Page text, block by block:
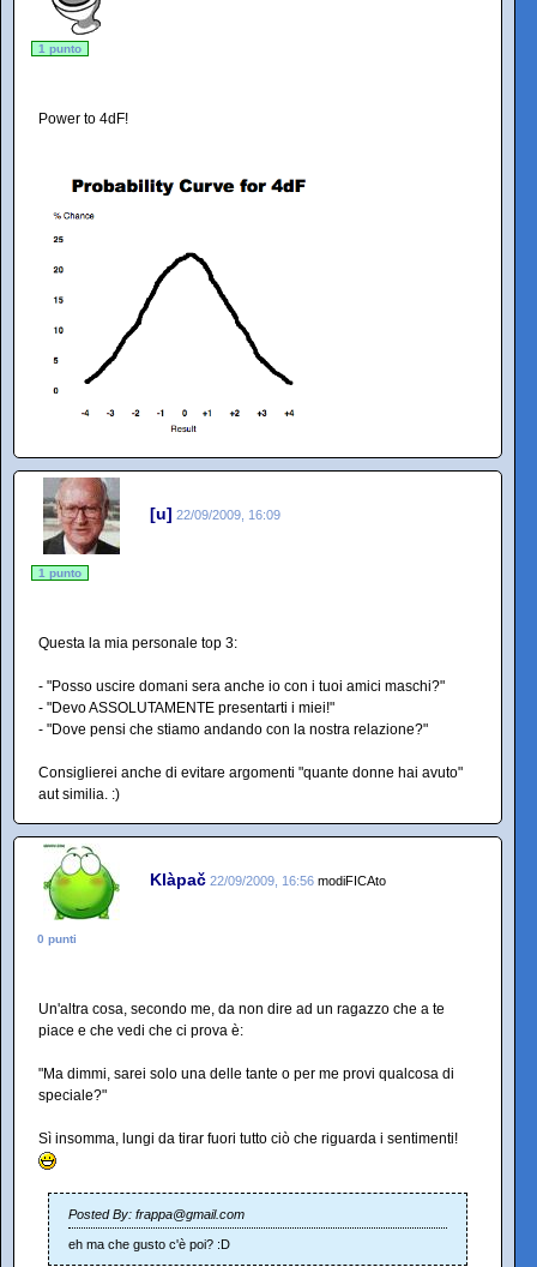
1 punto
Power to 4dF!
[u] 22/09/2009, 16:09
1 punto
Questa la mia personale top 3:
- "Posso uscire domani sera anche io con i tuoi amici maschi?"
- "Devo ASSOLUTAMENTE presentarti i miei!"
- "Dove pensi che stiamo andando con la nostra relazione?"
Consiglierei anche di evitare argomenti "quante donne hai avuto"
aut similia. :)
Klàpač 22/09/2009, 16:56 modiFICAto
0 punti
Un'altra cosa, secondo me, da non dire ad un ragazzo che a te
piace e che vedi che ci prova è:
"Ma dimmi, sarei solo una delle tante o per me provi qualcosa di
speciale?"
Sì insomma, lungi da tirar fuori tutto ciò che riguarda i sentimenti!
Posted By: frappa@gmail.com
eh ma che gusto c'è poi? :D